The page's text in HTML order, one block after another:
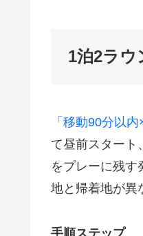
1泊2ラウ
「移動90分以
て昼前スタート
をプレーに残す
地と帰着地が異
手順ステップ